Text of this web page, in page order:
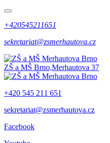
+420545211651
sekretariat@zsmerhautova.cz
ZŠ a MŠ Brno,Merhautova 37
+420 545 211 651
sekretariat@zsmerhautova.cz
Facebook